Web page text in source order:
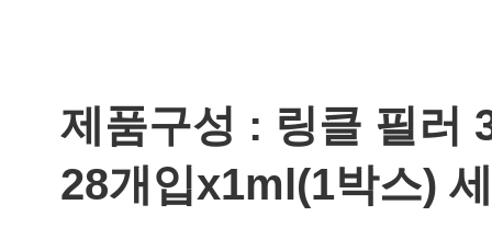
제품구성 : 링클 필러
28개입x1ml(1박스)